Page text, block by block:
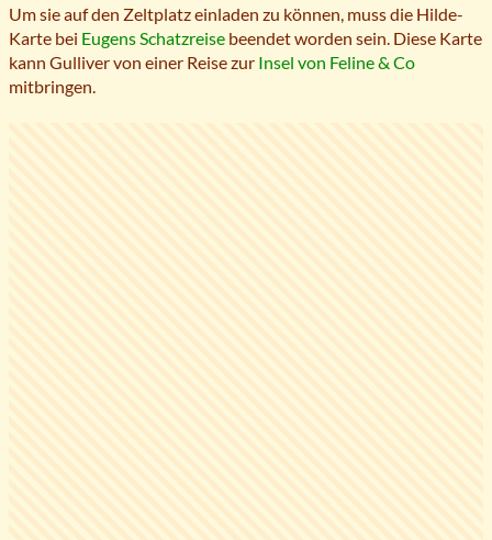
Um sie auf den Zeltplatz einladen zu können, muss die Hilde-
Karte bei Eugens Schatzreise beendet worden sein. Diese Karte
kann Gulliver von einer Reise zur Insel von Feline & Co
mitbringen.